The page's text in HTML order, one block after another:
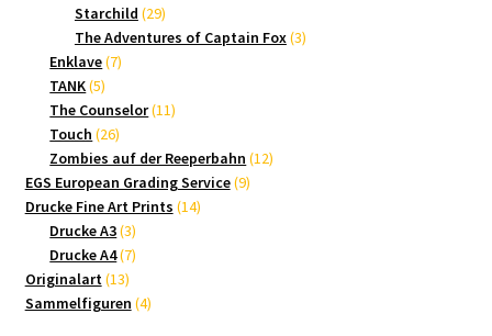
Produkte
Starchild 2929
Produkte
The Adventures of Captain Fox 33
Enklave 77
TANK 55
Produkte
The Counselor 1111
Touch 2626
Produkte
Zombies auf der Reeperbahn 1212
EGS European Grading Service 99
Drucke Fine Art Prints 1414
Drucke A3 33
Produkte
Drucke A4 77
Originalart 1313
Produkte
Sammelfiguren 44